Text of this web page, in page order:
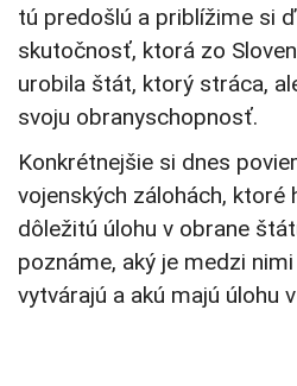
tú predošlú a priblížime si
skutočnosť, ktorá zo
urobila štát, ktorý stráca,
svoju obranyschopnosť.
Konkrétnejšie si dnes
vojenských zálohách, ktoré
dôležitú úlohu v obrane
poznáme, aký je medzi
vytvárajú a akú majú úlohu